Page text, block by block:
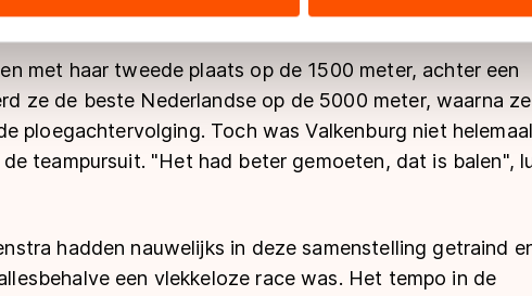
doorgeven aan landen buiten de EU, zoals de VS, waar
de GDPR. Door op ‘Toestaan’ te klikken, stemt u in met deze
. met haar tweede plaats op de 1500 meter, achter een
ze de beste Nederlandse op de 5000 meter, waarna
ploegachtervolging. Toch was Valkenburg niet helemaal
teampursuit. "Het had beter gemoeten, dat is balen",
hadden nauwelijks in deze samenstelling getraind
een vlekkeloze race was. Het tempo in de